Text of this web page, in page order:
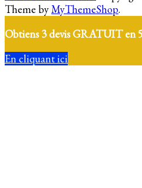
Theme byMyThemeShop.
Obtiens 3 devis GRATUIT en
En cliquant ici